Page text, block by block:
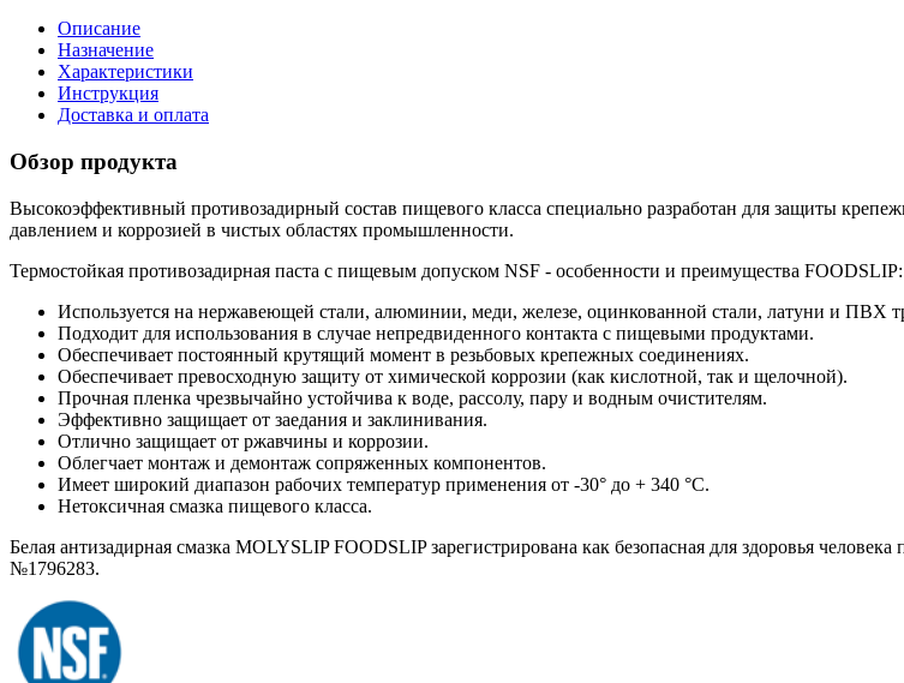
Описание
Назначение
Характеристики
Инструкция
Доставка и оплата
Обзор продукта
Высокоэффективный противозадирный состав пищевого класса специально разработан для защиты
давлением и коррозией в чистых областях промышленности.
Термостойкая противозадирная паста с пищевым допуском NSF - особенности и преимущества FOODSLIP:
Используется на нержавеющей стали, алюминии, меди, железе, оцинкованной стали, латуни и ПВХ
Подходит для использования в случае непредвиденного контакта с пищевыми продуктами.
Обеспечивает постоянный крутящий момент в резьбовых крепежных соединениях.
Обеспечивает превосходную защиту от химической коррозии (как кислотной, так и щелочной).
Прочная пленка чрезвычайно устойчива к воде, рассолу, пару и водным очистителям.
Эффективно защищает от заедания и заклинивания.
Отлично защищает от ржавчины и коррозии.
Облегчает монтаж и демонтаж сопряженных компонентов.
Имеет широкий диапазон рабочих температур применения от -30° до + 340 °C.
Нетоксичная смазка пищевого класса.
Белая антизадирная смазка MOLYSLIP FOODSLIP зарегистрирована как безопасная для здоровья
№1796283.